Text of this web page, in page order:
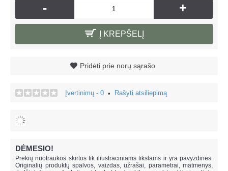
- +
Į KREPŠELĮ
Pridėti prie norų sąrašo
Įvertinimų - 0 • Rašyti atsiliepimą
DĖMESIO!
Prekių nuotraukos skirtos tik iliustraciniams tikslams ir yra pavyzdinės.
Originalių produktų spalvos, vaizdas, užrašai, parametrai, matmenys,